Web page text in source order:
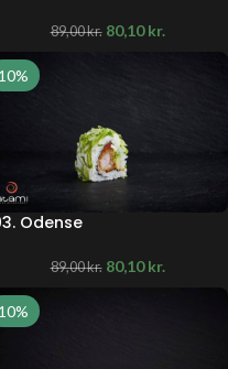
89,00kr. 80,10kr.
10%
Odense
89,00kr. 80,10kr.
10%